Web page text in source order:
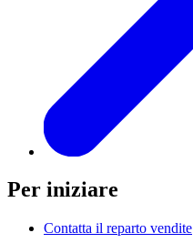
Per iniziare
Contatta il reparto vendite